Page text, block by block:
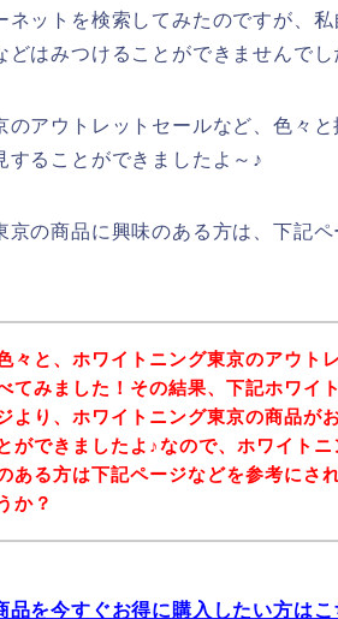
ネットを検索してみたのですが、
はみつけることができませんでし
のアウトレットセールなど、色々
することができましたよ～♪
京の商品に興味のある方は、下記
々と、ホワイトニング東京のアウト
てみました！その結果、下記ホワイ
より、ホワイトニング東京の商品が
ができましたよ♪なので、ホワイト
ある方は下記ページなどを参考にさ
か？
品を今すぐお得に購入したい方はこ